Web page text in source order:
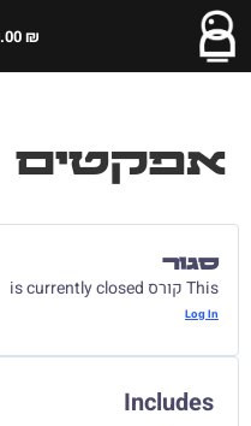
₪
אפקטים
סגור
This קורס is currently closed
Log In
Includes